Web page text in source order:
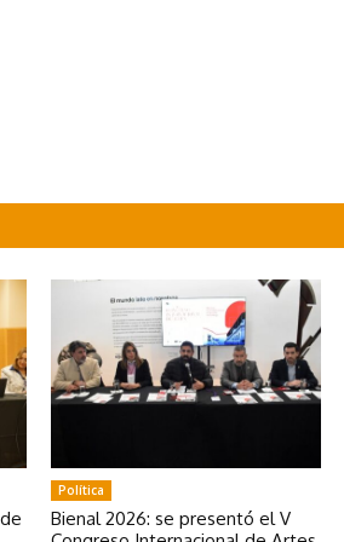
Política
Bienal 2026: se presentó el V